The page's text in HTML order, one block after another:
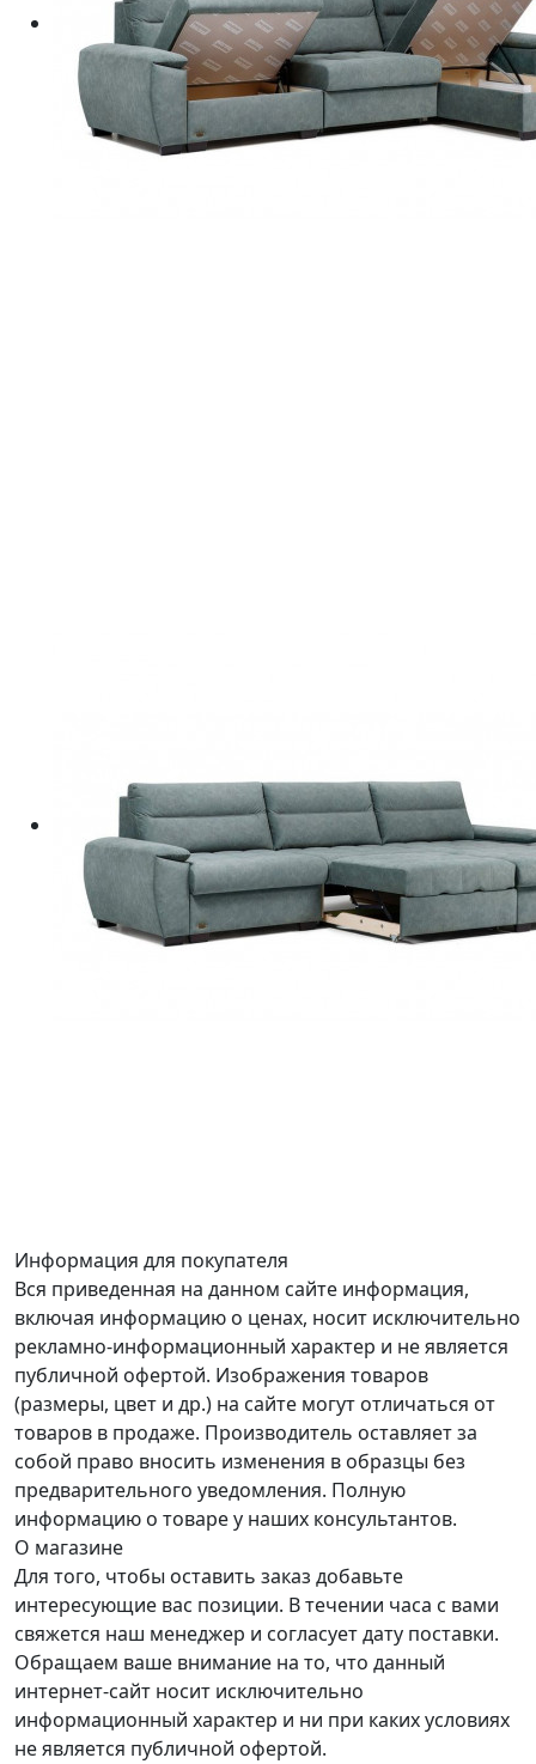
Информация для покупателя
Вся приведенная на данном сайте информация,
включая информацию о ценах, носит исключительно
рекламно-информационный характер и не является
публичной офертой. Изображения товаров
(размеры, цвет и др.) на сайте могут отличаться от
товаров в продаже. Производитель оставляет за
собой право вносить изменения в образцы без
предварительного уведомления. Полную
информацию о товаре у наших консультантов.
О магазине
Для того, чтобы оставить заказ добавьте
интересующие вас позиции. В течении часа с вами
свяжется наш менеджер и согласует дату поставки.
Обращаем ваше внимание на то, что данный
интернет-сайт носит исключительно
информационный характер и ни при каких условиях
не является публичной офертой.